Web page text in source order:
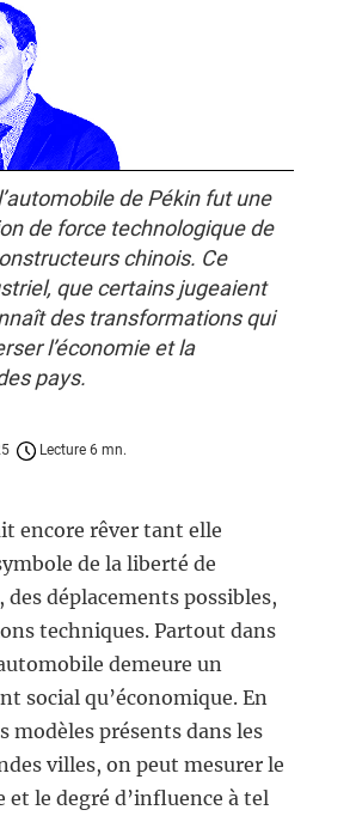
de Pékin fut une
de force technologique de
chinois. Ce
que certains jugeaient
des transformations qui
l’économie et la
pays.
Lecture 6 mn.
encore rêver tant elle
de la liberté de
déplacements possibles,
techniques. Partout dans
demeure un
social qu’économique. En
modèles présents dans les
villes, on peut mesurer le
et le degré d’influence à tel